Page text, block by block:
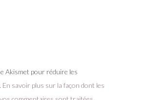
Akismet pour réduire les
En savoir plus sur la façon dont les